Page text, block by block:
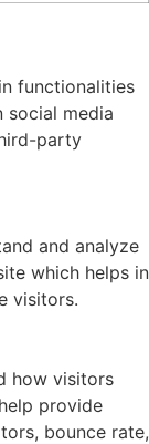
functionalities
social media
party
and analyze
which helps in
visitors.
how visitors
provide
bounce rate,